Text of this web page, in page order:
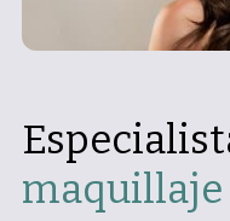
maquillaje